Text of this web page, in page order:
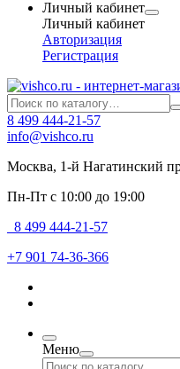
Личный кабинет
Личный кабинет
Авторизация
Регистрация
8 499 444-21-57
info@vishco.ru
Москва, 1-й Нагатинский
Пн-Пт с 10:00 до 19:00
8 499 444-21-57
+7 901 74-36-366
Меню